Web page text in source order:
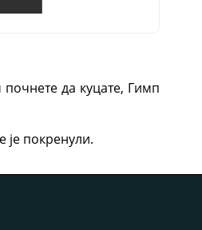
да куцате, Гимп
је покренули.